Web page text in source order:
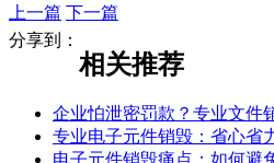
上一篇 下一篇
分享到：
相关推荐
企业怕泄密罚款？专业文件
专业电子元件销毁：省心省